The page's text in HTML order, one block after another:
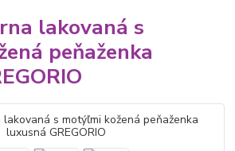
lakovaná s
peňaženka